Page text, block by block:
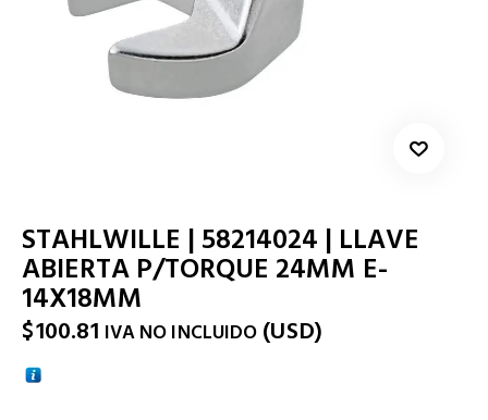
STAHLWILLE | 58214024 | LLAVE
ABIERTA P/TORQUE 24MM E-
14X18MM
$100.81 IVA NO INCLUIDO (USD)